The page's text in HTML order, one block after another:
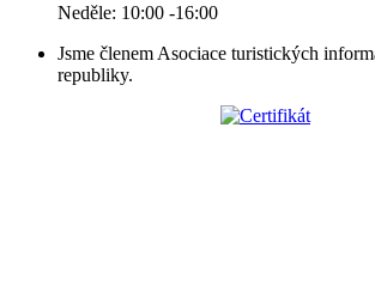
Neděle: 10:00 -16:00
Jsme členem Asociace turistických
republiky.